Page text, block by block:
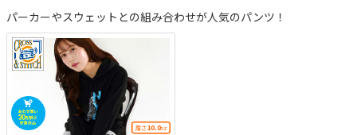
パーカーやスウェットとの組み合わせが人気のパンツ！
厚さ10.0oz